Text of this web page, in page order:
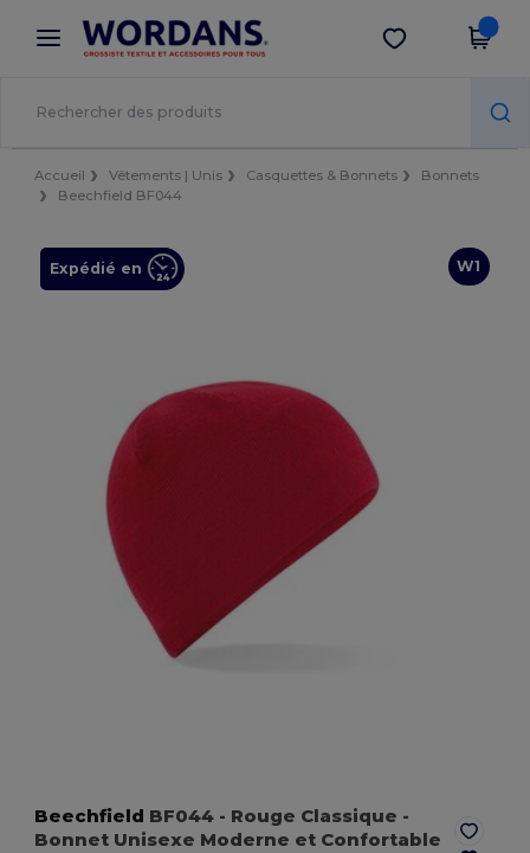
× Appli Wordans
Meilleurs prix sur l’app !
Obtenir l'appli
Accueil Vêtements | Unis Casquettes & Bonnets
Bonnets
Beechfield BF044
W1
Expédié en
Beechfield BF044 - Rouge Classique -
Bonnet Unisexe Moderne et Confortable